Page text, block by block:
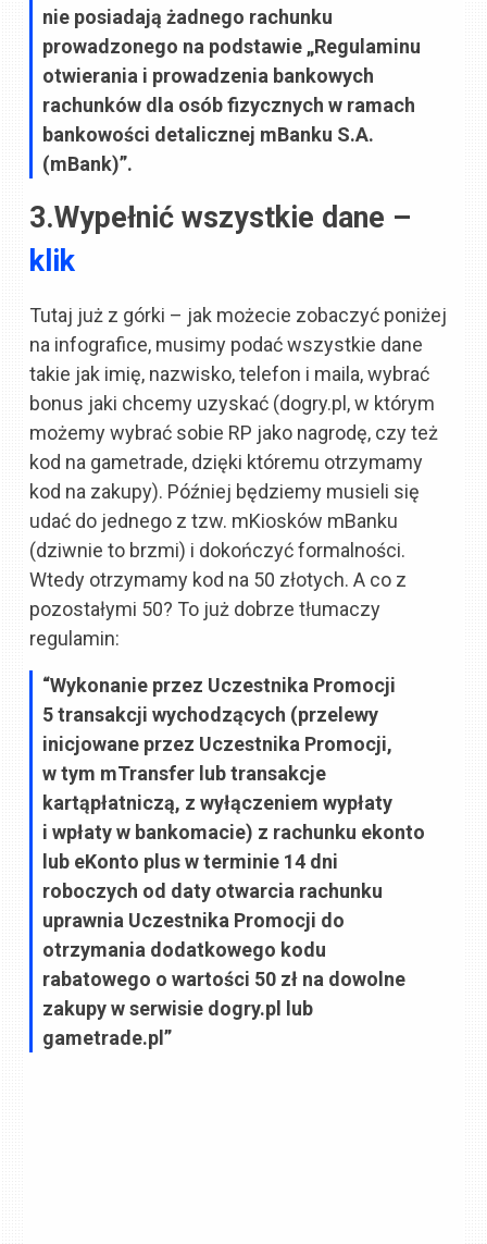
nie posiadają żadnego rachunku
prowadzonego na podstawie „Regulaminu
otwierania i prowadzenia bankowych
rachunków dla osób fizycznych w ramach
bankowości detalicznej mBanku S.A.
(mBank)”.
3.Wypełnić wszystkie dane –
klik
Tutaj już z górki – jak możecie zobaczyć poniżej
na infografice, musimy podać wszystkie dane
takie jak imię, nazwisko, telefon i maila, wybrać
bonus jaki chcemy uzyskać (dogry.pl, w którym
możemy wybrać sobie RP jako nagrodę, czy też
kod na gametrade, dzięki któremu otrzymamy
kod na zakupy). Później będziemy musieli się
udać do jednego z tzw. mKiosków mBanku
(dziwnie to brzmi) i dokończyć formalności.
Wtedy otrzymamy kod na 50 złotych. A co z
pozostałymi 50? To już dobrze tłumaczy
regulamin:
“Wykonanie przez Uczestnika Promocji
5 transakcji wychodzących (przelewy
inicjowane przez Uczestnika Promocji,
w tym mTransfer lub transakcje
kartąpłatniczą, z wyłączeniem wypłaty
i wpłaty w bankomacie) z rachunku ekonto
lub eKonto plus w terminie 14 dni
roboczych od daty otwarcia rachunku
uprawnia Uczestnika Promocji do
otrzymania dodatkowego kodu
rabatowego o wartości 50 zł na dowolne
zakupy w serwisie dogry.pl lub
gametrade.pl”